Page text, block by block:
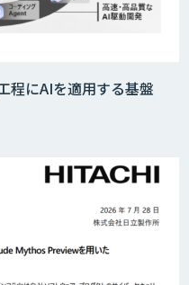
キュアチャット
程にAIを適用する基盤